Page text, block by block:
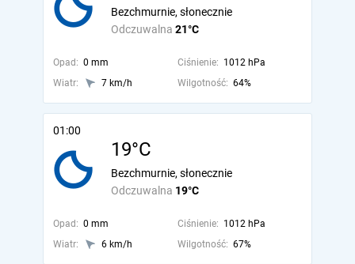
Odczuwalna 21°C
Bezchmurnie, słonecznie
Opad: 0 mm Ciśnienie: 1012 hPa
Wiatr:
7 km/h Wilgotność: 64%
01:00
19°C
Odczuwalna 19°C
Bezchmurnie, słonecznie
Opad: 0 mm Ciśnienie: 1012 hPa
Wiatr:
6 km/h Wilgotność: 67%